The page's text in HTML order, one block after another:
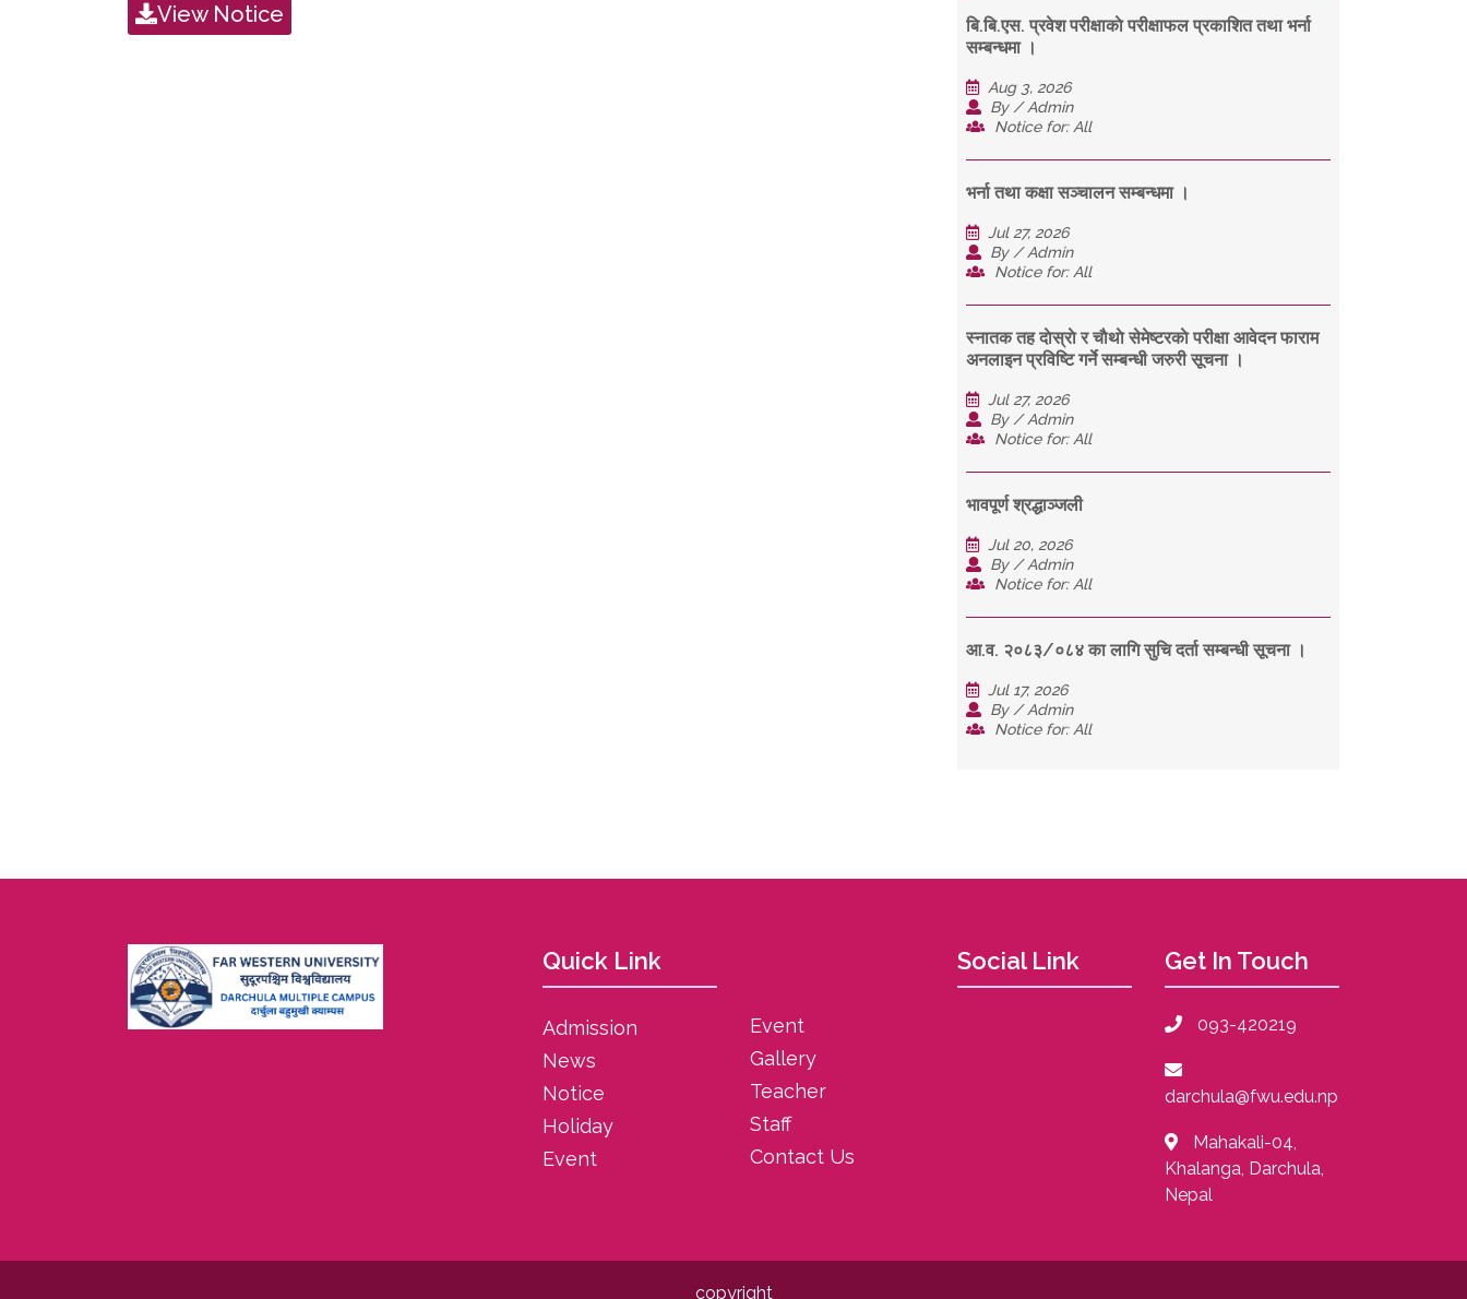
View Notice
बि.बि.एस. प्रवेश परीक्षाकाे परीक्षाफल प्रकाशित तथा भर्ना
सम्बन्धमा ।
Aug 3, 2026
By / Admin
Notice for: All
भर्ना तथा कक्षा सञ्चालन सम्बन्धमा ।
Jul 27, 2026
By / Admin
Notice for: All
स्नातक तह दाेस्राे र चाैथाे सेमेष्टरकाे परीक्षा आवेदन फाराम
अनलाइन प्रविष्टि गर्ने सम्बन्धी जरुरी सूचना ।
Jul 27, 2026
By / Admin
Notice for: All
भावपूर्ण श्रद्धाञ्जली
Jul 20, 2026
By / Admin
Notice for: All
आ.व. २०८३/०८४ का लागि सुचि दर्ता सम्बन्धी सूचना ।
Jul 17, 2026
By / Admin
Notice for: All
Quick Link
Admission
News
Notice
Holiday
Event
Event
Gallery
Teacher
Staff
Contact Us
Social Link Get In Touch
093-420219
darchula@fwu.edu.np
Mahakali-04,
Khalanga, Darchula,
Nepal
copyright